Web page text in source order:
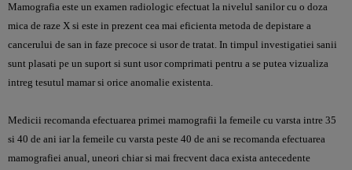
Mamografia este un examen radiologic efectuat la nivelul sanilor cu o doza
mica de raze X si este in prezent cea mai eficienta metoda de depistare a
cancerului de san in faze precoce si usor de tratat. In timpul investigatiei sanii
sunt plasati pe un suport si sunt usor comprimati pentru a se putea vizualiza
intreg tesutul mamar si orice anomalie existenta.
Medicii recomanda efectuarea primei mamografii la femeile cu varsta intre 35
si 40 de ani iar la femeile cu varsta peste 40 de ani se recomanda efectuarea
mamografiei anual, uneori chiar si mai frecvent daca exista antecedente